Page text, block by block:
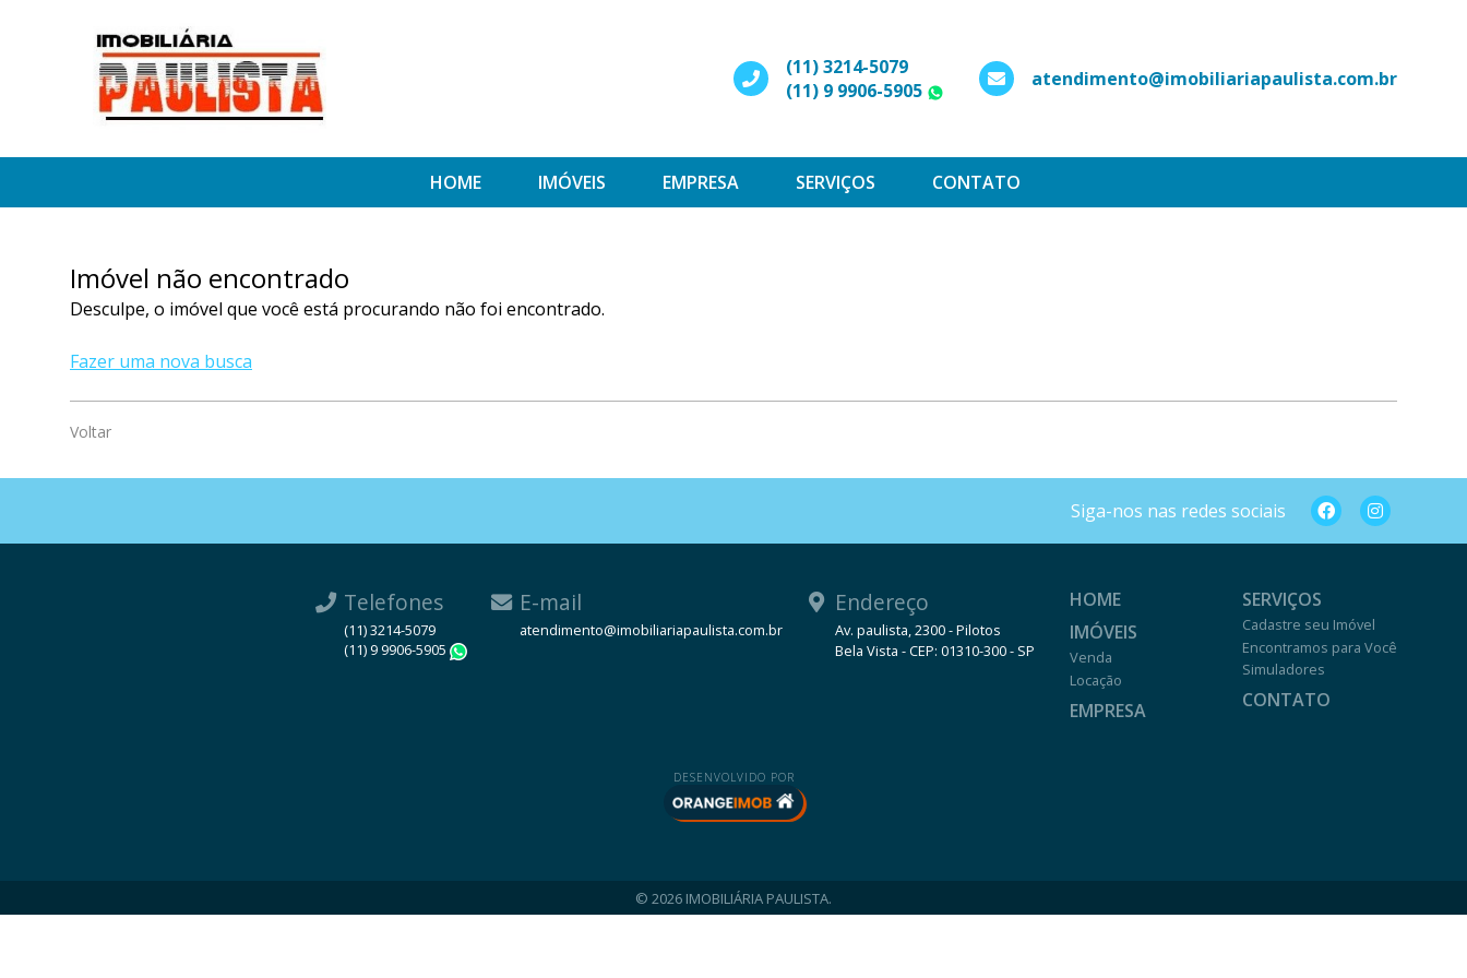
(11) 3214-5079
(11) 9 9906-5905
WhatsApp
atendimento@imobiliariapaulista.com.br
HOME IMÓVEIS EMPRESA SERVIÇOS CONTATO
Imóvel não encontrado
Desculpe, o imóvel que você está procurando não foi encontrado.
Fazer uma nova busca
Voltar
Siga-nos nas redes sociais
Telefones
(11) 3214-5079
(11) 9 9906-5905
E-mail
atendimento@imobiliariapaulista.com.br
Endereço
Av. paulista, 2300 - Pilotos
Bela Vista - CEP: 01310-300 - SP
HOME
IMÓVEIS
Venda
Locação
EMPRESA
SERVIÇOS
Cadastre seu Imóvel
Encontramos para Você
Simuladores
CONTATO
DESENVOLVIDO POR
© 2026 IMOBILIÁRIA PAULISTA.